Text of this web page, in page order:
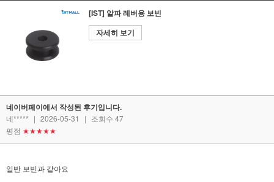
[IST] 알파 레버용 보빈
자세히 보기
네이버페이에서 작성된 후기입니다.
네***** | 2026-05-31 | 조회수 47
평점 ★★★★★
일반 보빈과 같아요